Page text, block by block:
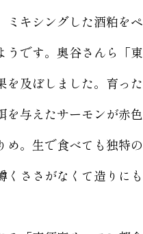
キシングした酒粕を
です。奥谷さんら「
及ぼしました。育っ
与えたサーモンが赤
。生で食べても独特
くささがなくて造りに